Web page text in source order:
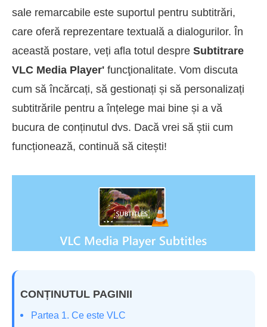
sale remarcabile este suportul pentru subtitrări,
care oferă reprezentare textuală a dialogurilor. În
această postare, veți afla totul despre Subtitrare
VLC Media Player' funcţionalitate. Vom discuta
cum să încărcați, să gestionați și să personalizați
subtitrările pentru a înțelege mai bine și a vă
bucura de conținutul dvs. Dacă vrei să știi cum
funcționează, continuă să citești!
CONȚINUTUL PAGINII
Partea 1. Ce este VLC